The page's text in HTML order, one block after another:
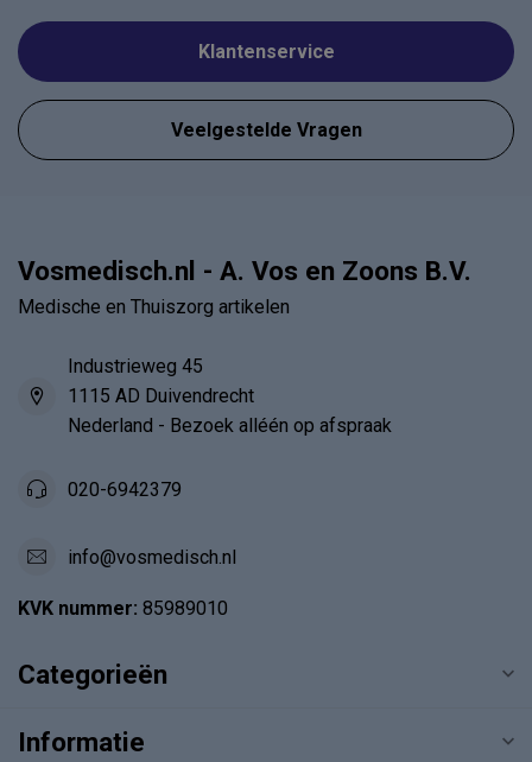
Klantenservice
Veelgestelde Vragen
Vosmedisch.nl - A. Vos en Zoons B.V.
Medische en Thuiszorg artikelen
Industrieweg 45
1115 AD Duivendrecht
Nederland - Bezoek alléén op afspraak
020-6942379
info@vosmedisch.nl
KVK nummer: 85989010
Categorieën
Informatie